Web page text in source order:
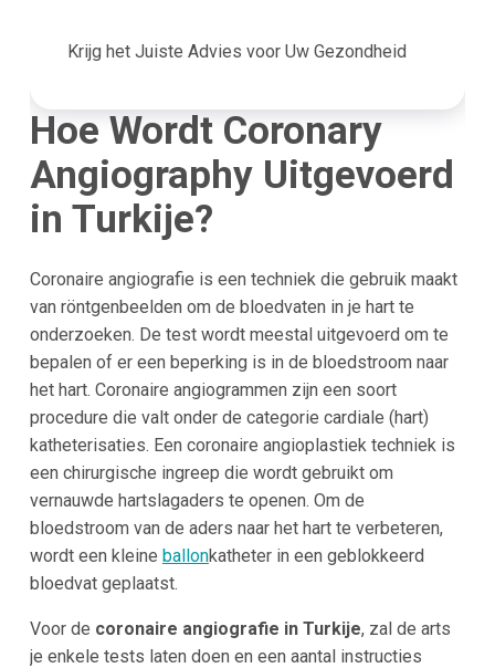
Krijg het Juiste Advies voor Uw Gezondheid
Hoe Wordt Coronary
Angiography Uitgevoerd
in Turkije?
Coronaire angiografie is een techniek die gebruik maakt
van röntgenbeelden om de bloedvaten in je hart te
onderzoeken. De test wordt meestal uitgevoerd om te
bepalen of er een beperking is in de bloedstroom naar
het hart. Coronaire angiogrammen zijn een soort
procedure die valt onder de categorie cardiale (hart)
katheterisaties. Een coronaire angioplastiek techniek is
een chirurgische ingreep die wordt gebruikt om
vernauwde hartslagaders te openen. Om de
bloedstroom van de aders naar het hart te verbeteren,
wordt een kleine ballonkatheter in een geblokkeerd
bloedvat geplaatst.
Voor de coronaire angiografie in Turkije, zal de arts
je enkele tests laten doen en een aantal instructies